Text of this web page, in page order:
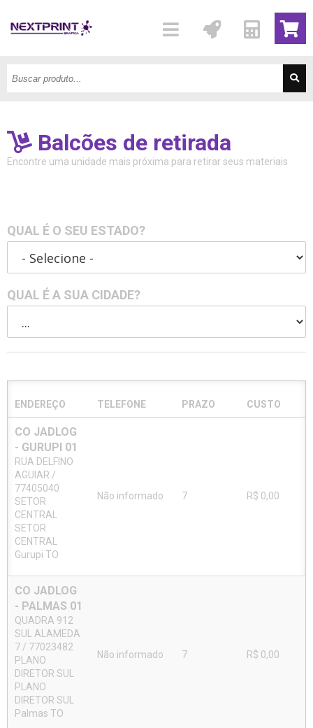
Balcões de retirada
Encontre uma unidade mais próxima para retirar seus materiais
QUAL É O SEU ESTADO?
QUAL É A SUA CIDADE?
ENDEREÇO TELEFONE PRAZO CUSTO
CO JADLOG
- GURUPI 01
RUA DELFINO
AGUIAR /
77405040
SETOR
CENTRAL
SETOR
CENTRAL
Gurupi TO
Não informado 7 R$ 0,00
CO JADLOG
- PALMAS 01
QUADRA 912
SUL ALAMEDA
7 / 77023482
PLANO
DIRETOR SUL
PLANO
DIRETOR SUL
Palmas TO
Não informado 7 R$ 0,00